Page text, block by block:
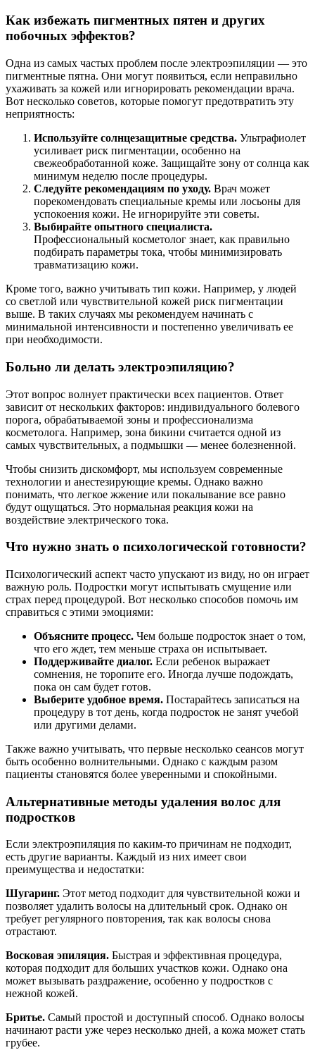
Как избежать пигментных пятен и других
побочных эффектов?
Одна из самых частых проблем после электроэпиляции — это
пигментные пятна. Они могут появиться, если неправильно
ухаживать за кожей или игнорировать рекомендации врача.
Вот несколько советов, которые помогут предотвратить эту
неприятность:
Используйте солнцезащитные средства. Ультрафиолет
усиливает риск пигментации, особенно на
свежеобработанной коже. Защищайте зону от солнца как
минимум неделю после процедуры.
Следуйте рекомендациям по уходу. Врач может
порекомендовать специальные кремы или лосьоны для
успокоения кожи. Не игнорируйте эти советы.
Выбирайте опытного специалиста.
Профессиональный косметолог знает, как правильно
подбирать параметры тока, чтобы минимизировать
травматизацию кожи.
Кроме того, важно учитывать тип кожи. Например, у людей
со светлой или чувствительной кожей риск пигментации
выше. В таких случаях мы рекомендуем начинать с
минимальной интенсивности и постепенно увеличивать ее
при необходимости.
Больно ли делать электроэпиляцию?
Этот вопрос волнует практически всех пациентов. Ответ
зависит от нескольких факторов: индивидуального болевого
порога, обрабатываемой зоны и профессионализма
косметолога. Например, зона бикини считается одной из
самых чувствительных, а подмышки — менее болезненной.
Чтобы снизить дискомфорт, мы используем современные
технологии и анестезирующие кремы. Однако важно
понимать, что легкое жжение или покалывание все равно
будут ощущаться. Это нормальная реакция кожи на
воздействие электрического тока.
Что нужно знать о психологической готовности?
Психологический аспект часто упускают из виду, но он играет
важную роль. Подростки могут испытывать смущение или
страх перед процедурой. Вот несколько способов помочь им
справиться с этими эмоциями:
Объясните процесс. Чем больше подросток знает о том,
что его ждет, тем меньше страха он испытывает.
Поддерживайте диалог. Если ребенок выражает
сомнения, не торопите его. Иногда лучше подождать,
пока он сам будет готов.
Выберите удобное время. Постарайтесь записаться на
процедуру в тот день, когда подросток не занят учебой
или другими делами.
Также важно учитывать, что первые несколько сеансов могут
быть особенно волнительными. Однако с каждым разом
пациенты становятся более уверенными и спокойными.
Альтернативные методы удаления волос для
подростков
Если электроэпиляция по каким-то причинам не подходит,
есть другие варианты. Каждый из них имеет свои
преимущества и недостатки:
Шугаринг. Этот метод подходит для чувствительной кожи и
позволяет удалить волосы на длительный срок. Однако он
требует регулярного повторения, так как волосы снова
отрастают.
Восковая эпиляция. Быстрая и эффективная процедура,
которая подходит для больших участков кожи. Однако она
может вызывать раздражение, особенно у подростков с
нежной кожей.
Бритье. Самый простой и доступный способ. Однако волосы
начинают расти уже через несколько дней, а кожа может стать
грубее.